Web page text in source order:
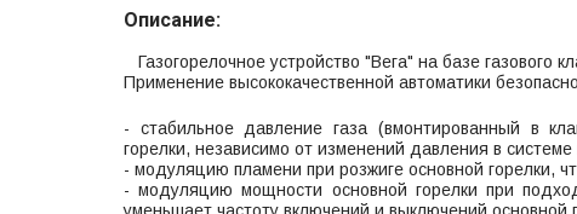
Описание:
Газогорелочное устройство "Вега" на базе газового
Применение высококачественной автоматики
- стабильное давление газа (вмонтированный в
горелки, независимо от изменений давления в системе
- модуляцию пламени при розжиге основной горелки,
- модуляцию мощности основной горелки при